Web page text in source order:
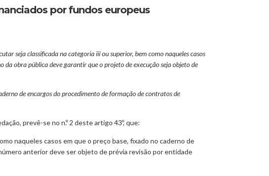
por fundos europeus
seja classificada na categoria iii ou superior, bem como naqueles casos
da obra pública deve garantir que o projeto de execução seja objeto de
de encargos do procedimento de formação de contratos de
prevê-se no n.º 2 deste artigo 43º, que:
naqueles casos em que o preço base, fixado no caderno de
anterior deve ser objeto de prévia revisão por entidade